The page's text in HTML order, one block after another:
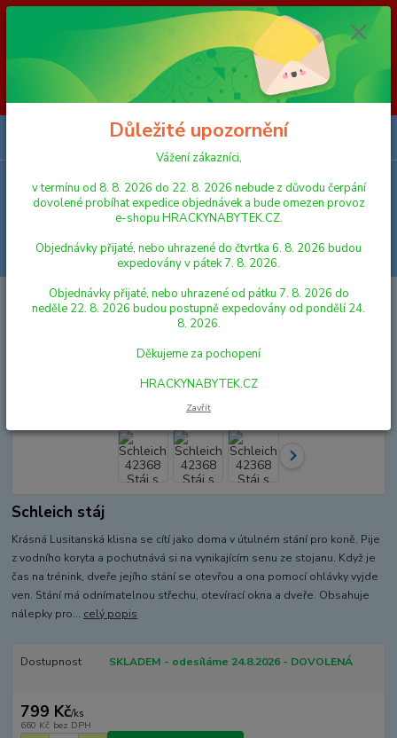
Vážení zákazníci, v termínu od 8. 8. 2026 do 23. 8. 2026 nebude z
důvodu čerpání dovolené probíhat expedice objednávek a bude omezen
provoz e-shopu HRACKYNABYTEK.CZ. Objednávky přijaté, nebo
uhrazené do čtvrtka 6. 8. 2026 budou expedovány v pátek 7. 8. 2026.
Objednávky přijaté, nebo uhrazené od pátku 7. 8. 2026 do neděle 23. 8.
2026 budou postupně expedovány od pondělí 24. 8. 2026. Děkujeme za
pochopení HRACKYNABYTEK.CZ
Menu
Hledat
FIGURKY A ZVÍŘÁTKA Schleich 42368 Stáj s klisnou Lusitano
Schleich 42368 Stáj s klisnou
Schleich stáj
Krásná Lusitanská klisna se cítí jako doma v útulném stání pro koně. Pije
z vodního koryta a pochutnává si na vynikajícím senu ze stojanu. Když je
čas na trénink, dveře jejího stání se otevřou a ona pomocí ohlávky vyjde
ven. Stání má odnímatelnou střechu, otevírací okna a dveře. Obsahuje
nálepky pro... celý popis
Dostupnost SKLADEM - odesíláme 24.8.2026 - DOVOLENÁ
799 Kč/ks
660 Kč bez DPH
Důležité upozornění
Vážení zákazníci,
v termínu od 8. 8. 2026 do 22. 8. 2026 nebude z důvodu čerpání
dovolené probíhat expedice objednávek a bude omezen provoz
e-shopu HRACKYNABYTEK.CZ.
Objednávky přijaté, nebo uhrazené do čtvrtka 6. 8. 2026 budou
expedovány v pátek 7. 8. 2026.
Objednávky přijaté, nebo uhrazené od pátku 7. 8. 2026 do
neděle 22. 8. 2026 budou postupně expedovány od pondělí 24.
8. 2026.
Děkujeme za pochopení
HRACKYNABYTEK.CZ
Zavřít